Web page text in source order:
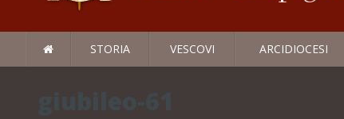
STORIA VESCOVI ARCIDIOCESI